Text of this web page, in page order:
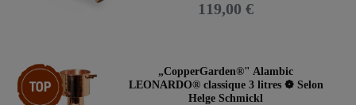
119,00 €
Article phare
„CopperGarden®" Alambic
LEONARDO® classique 3 litres ❁ Selon
Helge Schmickl